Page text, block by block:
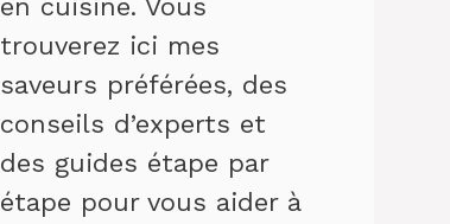
en cuisine. Vous
trouverez ici mes
saveurs préférées, des
conseils d’experts et
des guides étape par
étape pour vous aider à